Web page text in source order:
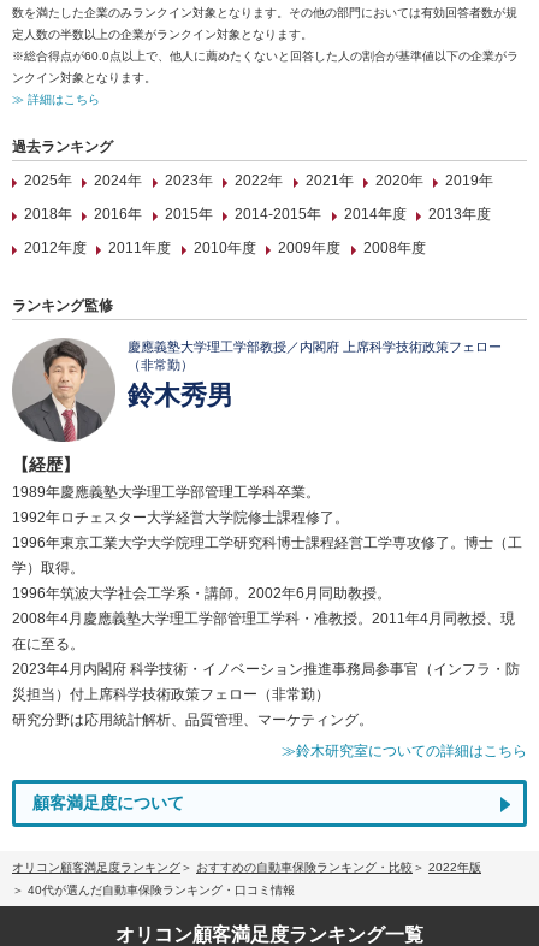
数を満たした企業のみランクイン対象となります。その他の部門においては有効回答者数が規
定人数の半数以上の企業がランクイン対象となります。
※総合得点が60.0点以上で、他人に薦めたくないと回答した人の割合が基準値以下の企業がラ
ンクイン対象となります。
≫ 詳細はこちら
過去ランキング
2025年
2024年 2023年 2022年 2021年 2020年
2019年
2018年
2016年 2015年 2014-2015年 2014年度
2013年度
2012年度
2011年度 2010年度 2009年度 2008年度
ランキング監修
慶應義塾大学理工学部教授／内閣府 上席科学技術政策フェロー
（非常勤）
鈴木秀男
【経歴】
1989年慶應義塾大学理工学部管理工学科卒業。
1992年ロチェスター大学経営大学院修士課程修了。
1996年東京工業大学大学院理工学研究科博士課程経営工学専攻修了。博士（工
学）取得。
1996年筑波大学社会工学系・講師。2002年6月同助教授。
2008年4月慶應義塾大学理工学部管理工学科・准教授。2011年4月同教授、現
在に至る。
2023年4月内閣府 科学技術・イノベーション推進事務局参事官（インフラ・防
災担当）付上席科学技術政策フェロー（非常勤）
研究分野は応用統計解析、品質管理、マーケティング。
≫鈴木研究室についての詳細はこちら
顧客満足度について
オリコン顧客満足度ランキング おすすめの自動車保険ランキング・比較
2022年版
40代が選んだ自動車保険ランキング・口コミ情報
オリコン顧客満足度ランキング一覧